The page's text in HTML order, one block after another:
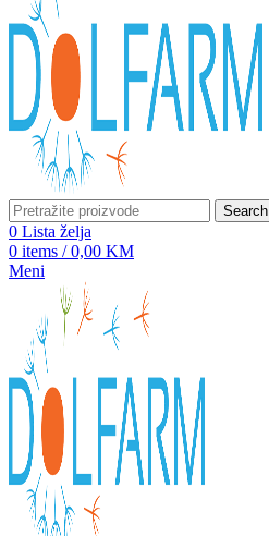
Search
0 Lista želja
0 items / 0,00 KM
Meni